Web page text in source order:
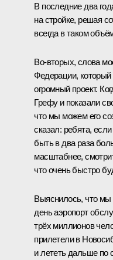
В последние два
на стройке, решая
всегда в таком
Во-вторых, слова
Федерации,
огромный проект.
Грефу и показали
что мы можем его
сказал: ребята,
быть в два раза
масштабнее,
что очень быстро
Выяснилось, что мы
день аэропорт
трёх миллионов
прилетели в
и лететь дальше по